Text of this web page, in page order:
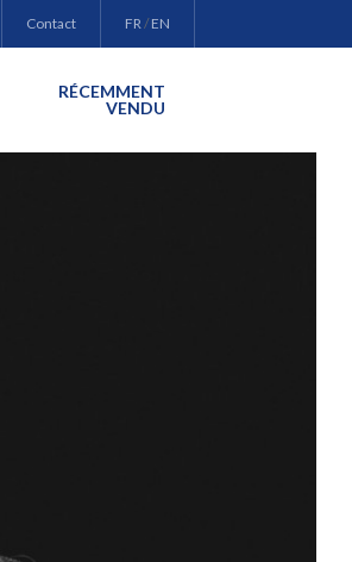
Contact FR/EN
RÉCEMMENT
VENDU